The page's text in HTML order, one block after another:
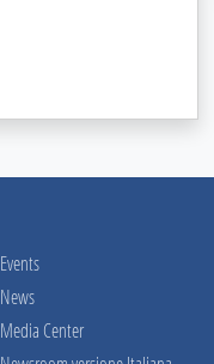
Events
News
Media Center